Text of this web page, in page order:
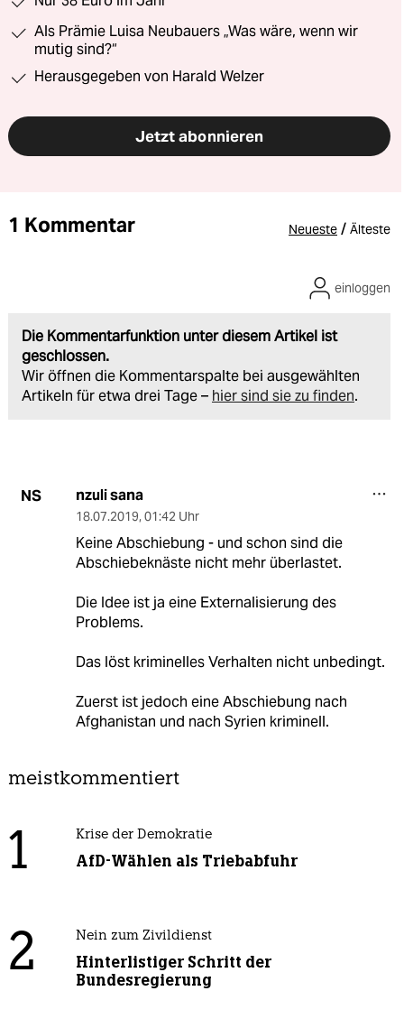
Als Prämie Luisa Neubauers „Was wäre, wenn wir
mutig sind?“
Herausgegeben von Harald Welzer
Jetzt abonnieren
1 Kommentar Neueste / Älteste
Die Kommentarfunktion unter diesem Artikel ist
geschlossen.
Wir öffnen die Kommentarspalte bei ausgewählten
Artikeln für etwa drei Tage – hier sind sie zu finden.
einloggen
NS nzuli sana
18.07.2019, 01:42 Uhr
Keine Abschiebung - und schon sind die
Abschiebeknäste nicht mehr überlastet.
Die Idee ist ja eine Externalisierung des
Problems.
Das löst kriminelles Verhalten nicht unbedingt.
Zuerst ist jedoch eine Abschiebung nach
Afghanistan und nach Syrien kriminell.
meistkommentiert
1 Krise der Demokratie
AfD-Wählen als Triebabfuhr
2 Nein zum Zivildienst
Hinterlistiger Schritt der
Bundesregierung